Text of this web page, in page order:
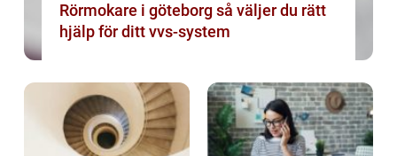
Rörmokare i göteborg så väljer du rätt
hjälp för ditt vvs-system